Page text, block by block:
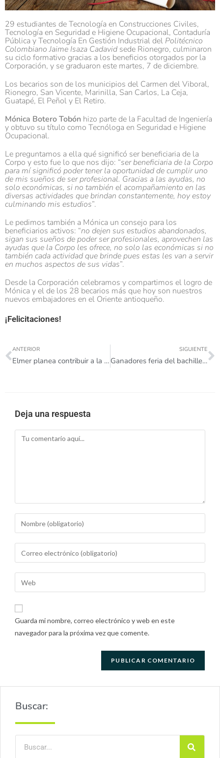
29 estudiantes de Tecnología en Construcciones Civiles,
Tecnología en Seguridad e Higiene Ocupacional, Contaduría
Pública y Tecnología En Gestión Industrial del Politécnico
Colombiano Jaime Isaza Cadavid sede Rionegro, culminaron
su ciclo formativo gracias a los beneficios otorgados por la
Corporación, y se graduaron este martes, 7 de diciembre.
Los becarios son de los municipios del Carmen del Viboral,
Rionegro, San Vicente, Marinilla, San Carlos, La Ceja,
Guatapé, El Peñol y El Retiro.
Mónica Botero Tobón hizo parte de la Facultad de Ingeniería
y obtuvo su título como Tecnóloga en Seguridad e Higiene
Ocupacional.
Le preguntamos a ella qué significó ser beneficiaria de la
Corpo y esto fue lo que nos dijo: “ser beneficiaria de la Corpo
para mí significó poder tener la oportunidad de cumplir uno
de mis sueños de ser profesional. Gracias a las ayudas, no
solo económicas, si no también el acompañamiento en las
diversas actividades que brindan constantemente, hoy estoy
culminando mis estudios”.
Le pedimos también a Mónica un consejo para los
beneficiarios activos: “no dejen sus estudios abandonados,
sigan sus sueños de poder ser profesionales, aprovechen las
ayudas que la Corpo les ofrece, no solo las económicas si no
también cada actividad que brinde pues estas les van a servir
en muchos aspectos de sus vidas”.
Desde la Corporación celebramos y compartimos el logro de
Mónica y el de los 28 becarios más que hoy son nuestros
nuevos embajadores en el Oriente antioqueño.
¡Felicitaciones!
ANTERIOR
Elmer planea contribuir a la conservación ambiental en Yolombó
SIGUIENTE
Ganadores feria del bachiller 2021
Deja una respuesta
Guarda mi nombre, correo electrónico y web en este
navegador para la próxima vez que comente.
Buscar: